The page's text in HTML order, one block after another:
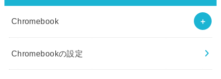
Chromebook
Chromebookの設定